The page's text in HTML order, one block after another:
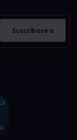
Suscríbase a